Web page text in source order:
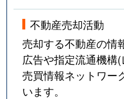
不動産売却活動
売却する不動産の情
広告や指定流通機構
売買情報ネットワー
います。